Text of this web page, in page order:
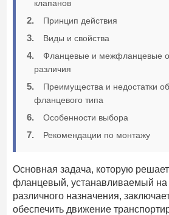
клапанов
Принцип действия
Виды и свойства
Фланцевые и межфланцевые
различия
Преимущества и недостатки
фланцевого типа
Особенности выбора
Рекомендации по монтажу
Основная задача, которую
фланцевый, устанавливаемый на
различного назначения,
обеспечить движение